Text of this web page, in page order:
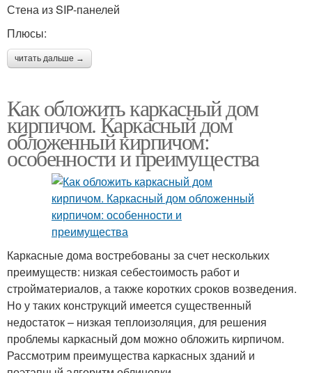
Стена из SIP-панелей
Плюсы:
читать дальше →
Как обложить каркасный дом
кирпичом. Каркасный дом
обложенный кирпичом:
особенности и преимущества
Каркасные дома востребованы за счет нескольких
преимуществ: низкая себестоимость работ и
стройматериалов, а также коротких сроков возведения.
Но у таких конструкций имеется существенный
недостаток – низкая теплоизоляция, для решения
проблемы каркасный дом можно обложить кирпичом.
Рассмотрим преимущества каркасных зданий и